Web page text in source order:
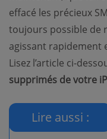
effacé les précieux
toujours possible de
agissant rapidement
Lisez l’article ci-
supprimés de votre
Lire aussi :